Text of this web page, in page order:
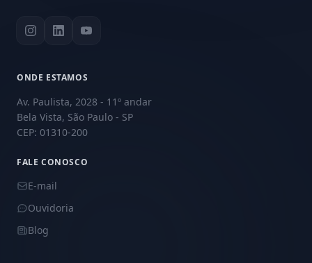
ONDE ESTAMOS
Av. Paulista, 2028 - 11º andar
Bela Vista, São Paulo - SP
CEP: 01310-200
FALE CONOSCO
E-mail
Ouvidoria
Blog